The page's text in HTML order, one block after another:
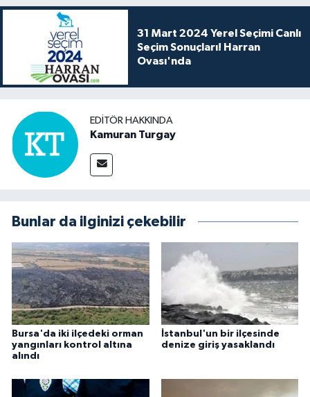
31 Mart 2024 Yerel Seçimi Canlı
Seçim Sonuçları! Harran
Ovası'nda
EDITÖR HAKKINDA
Kamuran Turgay
Bunlar da ilginizi çekebilir
Bursa'da iki ilçedeki orman
yangınları kontrol altına
alındı
İstanbul'un bir ilçesinde
denize giriş yasaklandı